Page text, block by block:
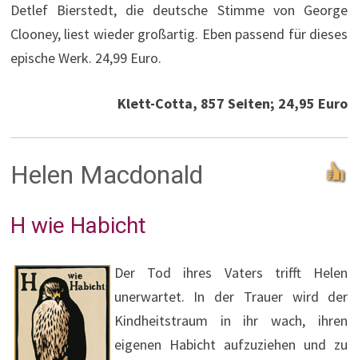
Detlef Bierstedt, die deutsche Stimme von George
Clooney, liest wieder großartig. Eben passend für dieses
epische Werk. 24,99 Euro.
Klett-Cotta, 857 Seiten; 24,95 Euro
Helen Macdonald
H wie Habicht
Der Tod ihres Vaters trifft Helen
unerwartet. In der Trauer wird der
Kindheitstraum in ihr wach, ihren
eigenen Habicht aufzuziehen und zu